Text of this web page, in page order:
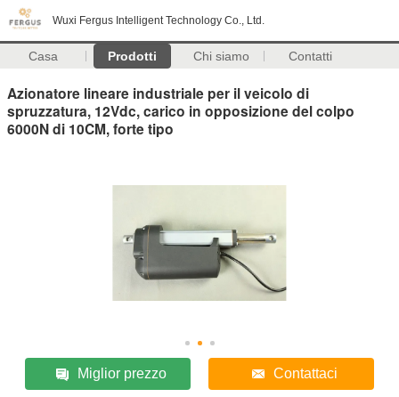
Wuxi Fergus Intelligent Technology Co., Ltd.
Casa Prodotti Chi siamo Contatti
Azionatore lineare industriale per il veicolo di
spruzzatura, 12Vdc, carico in opposizione del colpo
6000N di 10CM, forte tipo
Miglior prezzo Contattaci